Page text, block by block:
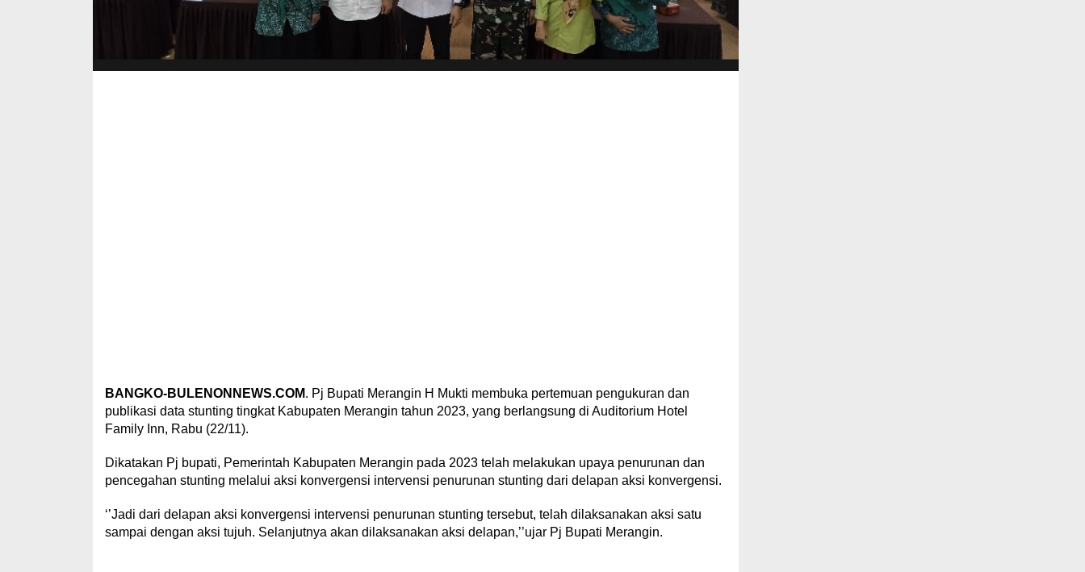
BANGKO-BULENONNEWS.COM. Pj Bupati Merangin H Mukti membuka pertemuan pengukuran dan
publikasi data stunting tingkat Kabupaten Merangin tahun 2023, yang berlangsung di Auditorium Hotel
Family Inn, Rabu (22/11).
Dikatakan Pj bupati, Pemerintah Kabupaten Merangin pada 2023 telah melakukan upaya penurunan dan
pencegahan stunting melalui aksi konvergensi intervensi penurunan stunting dari delapan aksi konvergensi.
‘’Jadi dari delapan aksi konvergensi intervensi penurunan stunting tersebut, telah dilaksanakan aksi satu
sampai dengan aksi tujuh. Selanjutnya akan dilaksanakan aksi delapan,’’ujar Pj Bupati Merangin.